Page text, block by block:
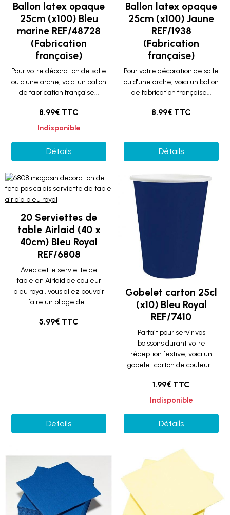
Ballon latex opaque
25cm (x100) Bleu
marine REF/48728
(Fabrication
française)
Pour votre décoration de salle
ou d'une arche, voici un ballon
de fabrication française...
8.99€ TTC
Indisponible
Détails
Ballon latex opaque
25cm (x100) Jaune
REF/1938
(Fabrication
française)
Pour votre décoration de salle
ou d'une arche, voici un ballon
de fabrication française...
8.99€ TTC
Détails
20 Serviettes de
table Airlaid (40 x
40cm) Bleu Royal
REF/6808
Avec cette serviette de
table en Airlaid de couleur
bleu royal, vous allez pouvoir
faire un pliage de...
5.99€ TTC
Détails
Gobelet carton 25cl
(x10) Bleu Royal
REF/7410
Parfait pour servir vos
boissons durant votre
réception festive, voici un
gobelet carton de couleur...
1.99€ TTC
Indisponible
Détails